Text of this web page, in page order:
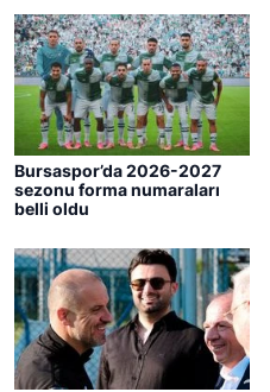
Bursaspor’da 2026-2027
sezonu forma numaraları
belli oldu